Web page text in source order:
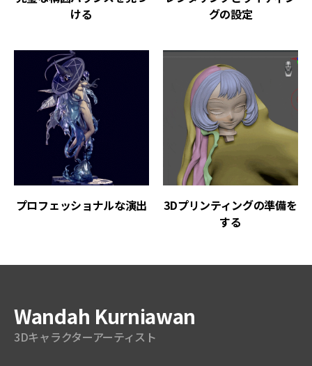
ける
グの設定
プロフェッショナルな演出
3Dプリンティングの準備を
する
Wandah Kurniawan
3Dキャラクターアーティスト